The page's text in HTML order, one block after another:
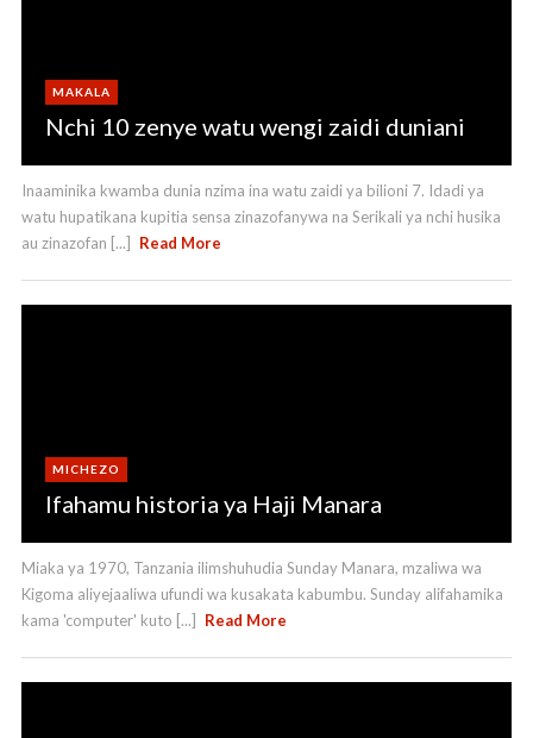
MAKALA
Nchi 10 zenye watu wengi zaidi duniani
Inaaminika kwamba dunia nzima ina watu zaidi ya bilioni 7. Idadi ya
watu hupatikana kupitia sensa zinazofanywa na Serikali ya nchi husika
au zinazofan [...]
Read More
MICHEZO
Ifahamu historia ya Haji Manara
Miaka ya 1970, Tanzania ilimshuhudia Sunday Manara, mzaliwa wa
Kigoma aliyejaaliwa ufundi wa kusakata kabumbu. Sunday alifahamika
kama 'computer' kuto [...]
Read More